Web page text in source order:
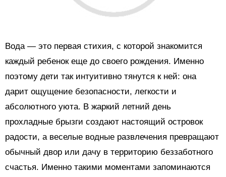
Вода — это первая стихия, с которой знакомится
каждый ребенок еще до своего рождения. Именно
поэтому дети так интуитивно тянутся к ней: она
дарит ощущение безопасности, легкости и
абсолютного уюта. В жаркий летний день
прохладные брызги создают настоящий островок
радости, а веселые водные развлечения превращают
обычный двор или дачу в территорию беззаботного
счастья. Именно такими моментами запоминаются